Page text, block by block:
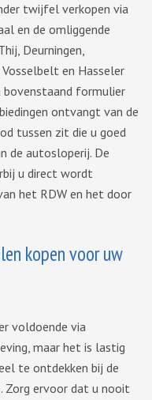
twijfel verkopen via
en de omliggende
Deurningen,
en Hasseler
bovenstaand formulier
ontvangt van de
tussen zit die u goed
de autosloperij. De
u direct wordt
het RDW en het door
kopen voor uw
voldoende via
maar het is lastig
te ontdekken bij de
Zorg ervoor dat u nooit